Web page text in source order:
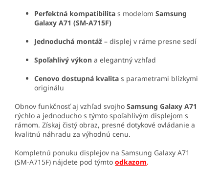
Perfektná kompatibilita s modelom Samsung
Galaxy A71 (SM-A715F)
Jednoduchá montáž – displej v ráme presne sedí
Spoľahlivý výkon a elegantný vzhľad
Cenovo dostupná kvalita s parametrami blízkymi
originálu
Obnov funkčnosť aj vzhľad svojho Samsung Galaxy A71
rýchlo a jednoducho s týmto spoľahlivým displejom s
rámom. Získaj čistý obraz, presné dotykové ovládanie a
kvalitnú náhradu za výhodnú cenu.
Kompletnú ponuku displejov na Samsung Galaxy A71
(SM-A715F) nájdete pod týmto odkazom.